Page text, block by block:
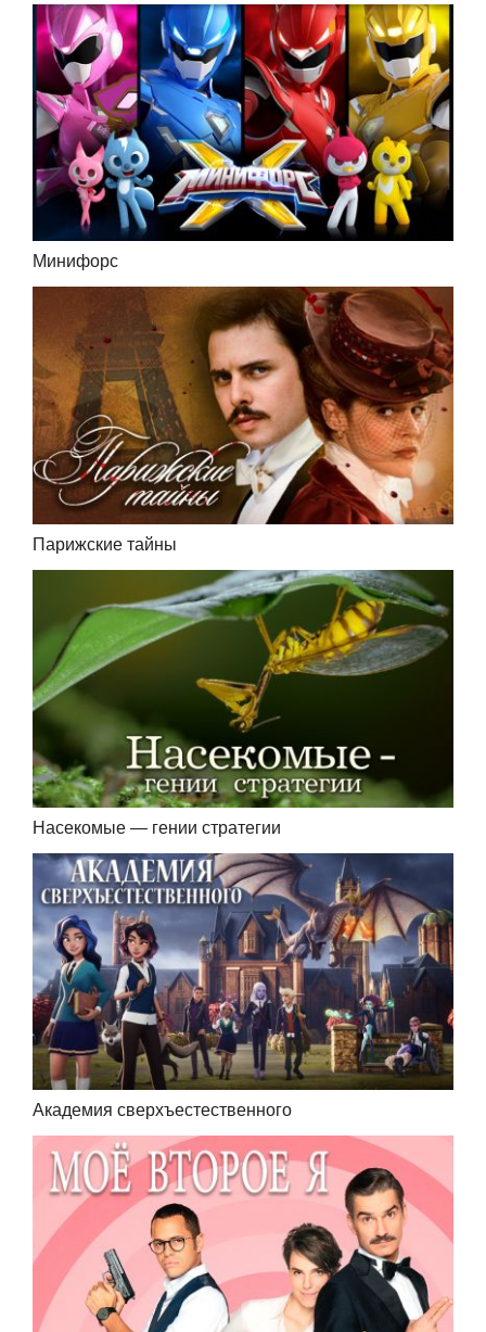
Минифорс
Парижские тайны
Насекомые — гении стратегии
Академия сверхъестественного